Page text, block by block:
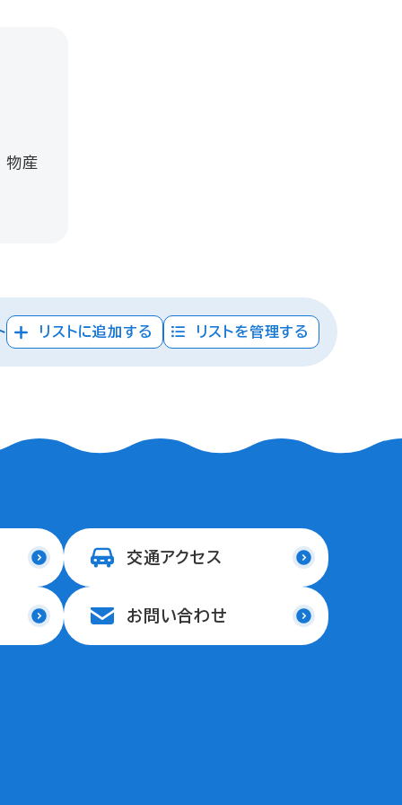
産
リストに追加する リストを管理する
交通アクセス
お問い合わせ